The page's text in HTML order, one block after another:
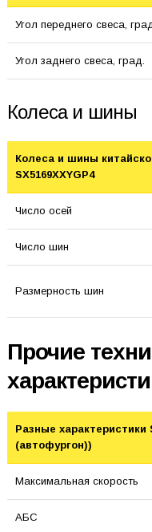
Угол переднего свеса, град.
Угол заднего свеса, град.
Колеса и шины
Колеса и шины
SX5169XXYGP4
Число осей
Число шин
Размерность шин
Прочие
Разные характеристики
(автофургон))
Максимальная скорость
АБС